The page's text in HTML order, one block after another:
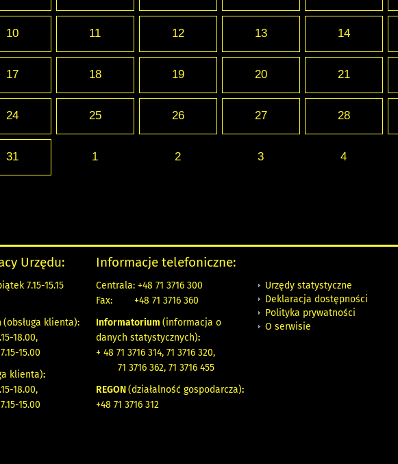
10 11 12 13 14
17 18 19 20 21
24 25 26 27 28
31 1 2 3 4
Urzędu:
7.15-15.15
(obsługa klienta):
18.00,
15.00
klienta):
18.00,
15.00
Informacje telefoniczne:
Centrala: +48 71 3716 300
Fax:
+48 71 3716 360
Informatorium (informacja o
danych statystycznych):
+ 48 71 3716 314, 71 3716 320,
71 3716 362, 71 3716 455
REGON(działalność gospodarcza):
+48 71 3716 312
Urzędy statystyczne
Deklaracja dostępności
Polityka prywatności
O serwisie